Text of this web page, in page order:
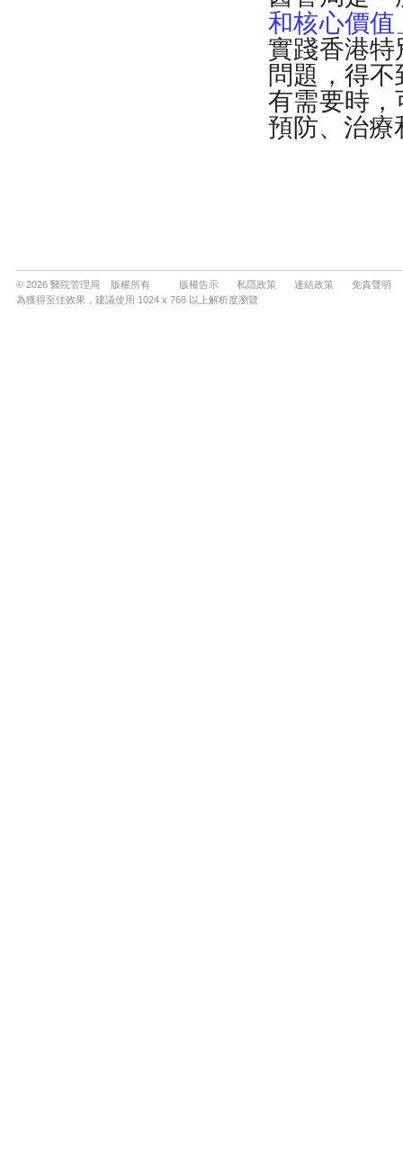
© 2026 醫院管理局 版權所有 版權告示 私隱政策 連結政策
免責聲明
為獲得至佳效果，建議使用 1024 x 768 以上解析度瀏覽